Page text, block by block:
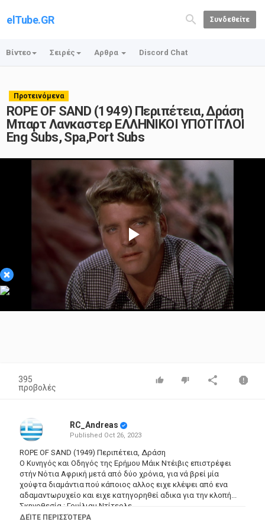
elTube.GR Συνδεθείτε
Βίντεο Σειρές Αρθρα Discord Chat
Προτεινόμενα
ROPE OF SAND (1949) Περιπέτεια, Δράση
Μπαρτ Λανκαστερ ΕΛΛΗΝΙΚΟΙ ΥΠΟΤΙΤΛΟΙ
Eng Subs, Spa,Port Subs
×
Play
Video
395
προβολές
RC_Andreas
Published Oct 26, 2023
ROPE OF SAND (1949) Περιπέτεια, Δράση
O Κυνηγός και Οδηγός της Ερήμου Μάικ Ντέιβις επιστρέφει
στήν Νότια Αφρική μετά από δύο χρόνια, για νά βρεί μία
χούφτα διαμάντια πού κάποιος αλλος ειχε κλέψει από ενα
αδαμαντωρυχείο και ειχε κατηγορηθεί αδικα για την κλοπή...
Σκηνοθεσία : Γουίλιαμ Ντίτερλε
Ηθοποιοί: Μπαρτ Λάνκαστερ, Κορίν Καλβέτ, Πητερ Λόρε, Πωλ
ΔΕΊΤΕ ΠΕΡΙΣΣΌΤΕΡΑ